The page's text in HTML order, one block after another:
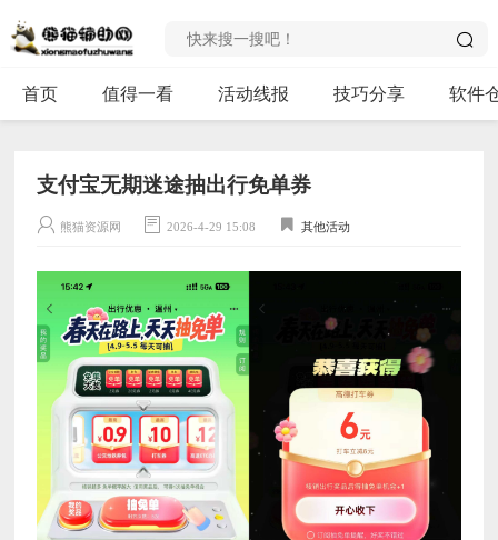
首页 值得一看 活动线报 技巧分享 软件
支付宝无期迷途抽出行免单券
熊猫资源网 2026-4-29 15:08 其他活动